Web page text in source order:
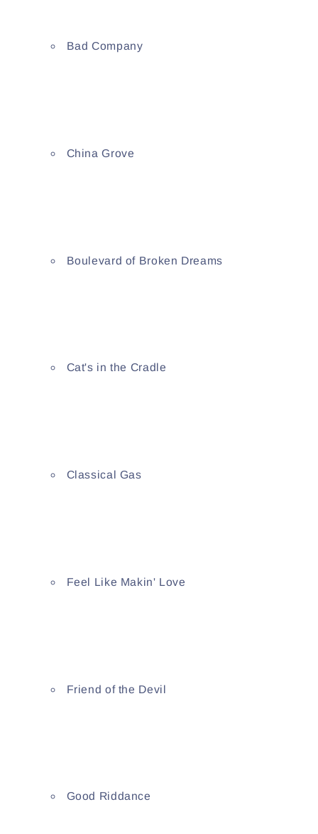
Bad Company
China Grove
Boulevard of Broken Dreams
Cat's in the Cradle
Classical Gas
Feel Like Makin' Love
Friend of the Devil
Good Riddance